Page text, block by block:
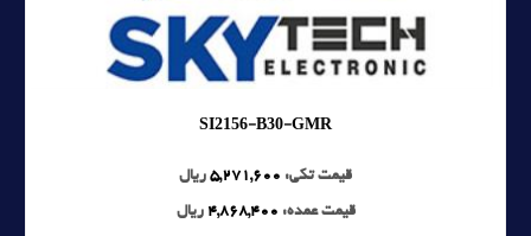
SI2156-B30-GMR
قیمت تکی: 5,271,600 ریال
قیمت عمده: 4,868,400 ریال